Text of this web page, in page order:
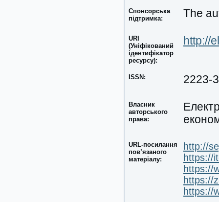
Спонсорська
підтримка:
The
URI
(Уніфікований
ідентифікатор
ресурсу):
http://
ISSN: 2223-
Власник
авторського
права:
URL-посилання
пов’язаного
матеріалу:
http://
https://
https://
https://
https://